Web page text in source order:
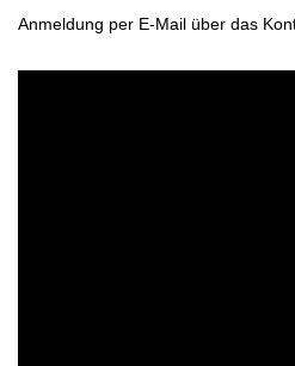
Anmeldung per E-Mail über das